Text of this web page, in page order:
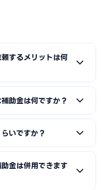
するメリットは何
択率が大きく変わりま
（電子申請）の操作、採
トを受けられます。本業に
助金は何ですか？
入補助金」「小規模事
補助金・助成金が活用で
独自の補助金制度」「国
覧ください。
いですか？
）＋成功報酬（採択額
完全成功報酬型の事務所
金は併用できます